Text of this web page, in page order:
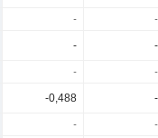
- -
- -
- -
-0,488 -
- -